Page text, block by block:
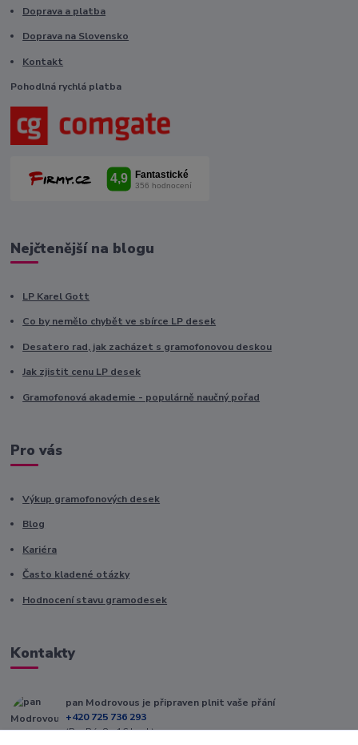
Doprava a platba
Doprava na Slovensko
Kontakt
Pohodlná rychlá platba
Nejčtenější na blogu
LP Karel Gott
Co by nemělo chybět ve sbírce LP desek
Desatero rad, jak zacházet s gramofonovou deskou
Jak zjistit cenu LP desek
Gramofonová akademie - populárně naučný pořad
Pro vás
Výkup gramofonových desek
Blog
Kariéra
Často kladené otázky
Hodnocení stavu gramodesek
Kontakty
pan Modrovous je připraven plnit vaše přání
+420 725 736 293
(Po-Pá, 8 - 16 hod.)